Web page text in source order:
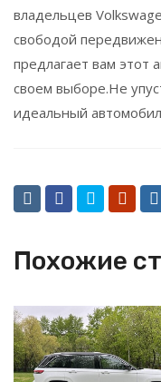
владельцев
свободой
предлагает вам этот
своем выборе.Не
идеальный
Похожие